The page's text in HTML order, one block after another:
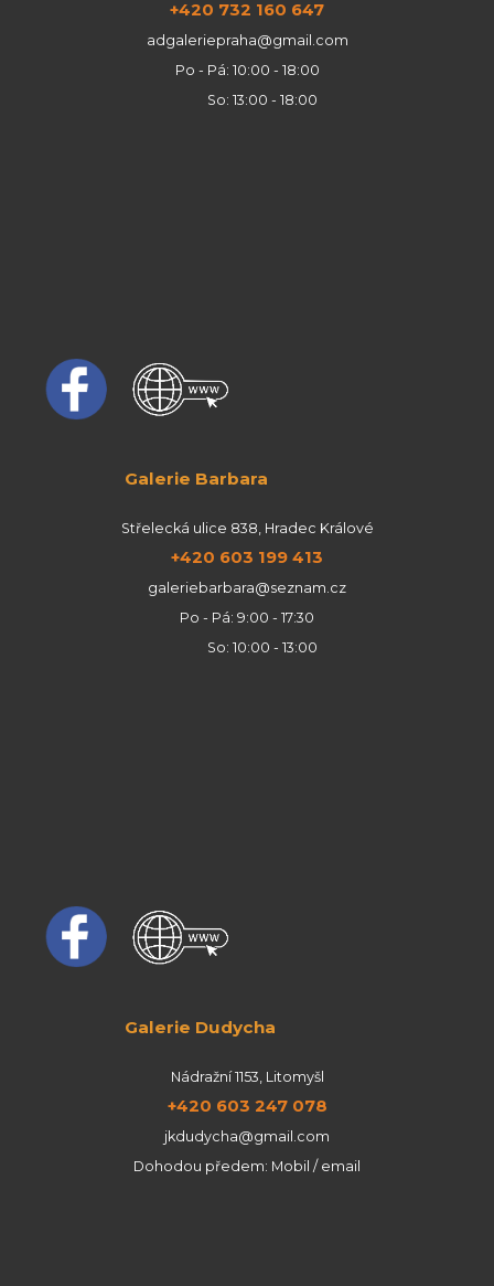
+420 732 160 647
adgaleriepraha@gmail.com
Po - Pá: 10:00 - 18:00
So: 13:00 - 18:00
Galerie Barbara
Střelecká ulice 838, Hradec Králové
+420 603 199 413
galeriebarbara@seznam.cz
Po - Pá: 9:00 - 17:30
So: 10:00 - 13:00
Galerie Dudycha
Nádražní 1153, Litomyšl
+420 603 247 078
jkdudycha@gmail.com
Dohodou předem: Mobil / email